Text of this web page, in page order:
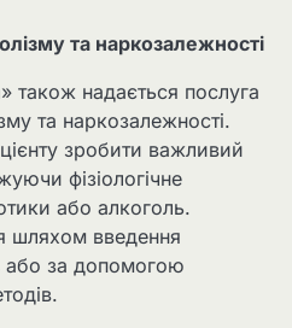
та наркозалежності
також надається послуга
та наркозалежності.
зробити важливий
фізіологічне
або алкоголь.
шляхом введення
або за допомогою